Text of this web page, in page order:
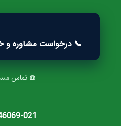
📞 درخواست مشاوره و
☎️ تماس
021‑91346069